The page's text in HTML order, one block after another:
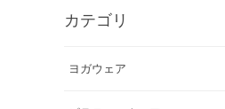
カテゴリ
ヨガウェア